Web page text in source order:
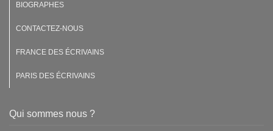
BIOGRAPHES
CONTACTEZ-NOUS
FRANCE DES ÉCRIVAINS
PARIS DES ÉCRIVAINS
Qui sommes nous ?